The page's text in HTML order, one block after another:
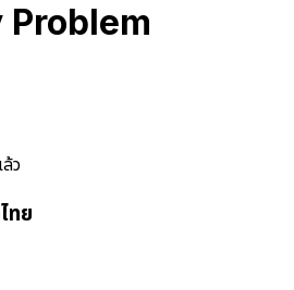
ว
ทย